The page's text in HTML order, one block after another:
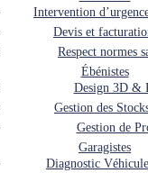
Intervention
Devis et
Respect normes
Ébénistes
Design 3D &
Gestion des
Gestion de
Garagistes
Diagnostic